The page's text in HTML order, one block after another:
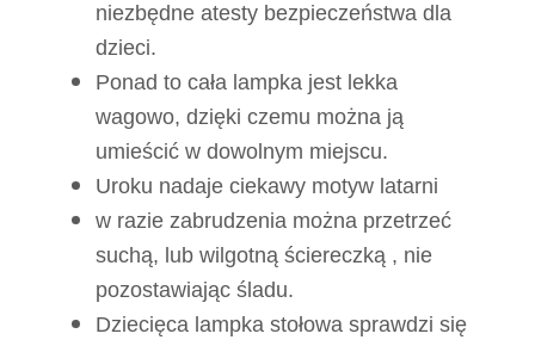
niezbędne atesty bezpieczeństwa dla
dzieci.
Ponad to cała lampka jest lekka
wagowo, dzięki czemu można ją
umieścić w dowolnym miejscu.
Uroku nadaje ciekawy motyw latarni
w razie zabrudzenia można przetrzeć
suchą, lub wilgotną ściereczką , nie
pozostawiając śladu.
Dziecięca lampka stołowa sprawdzi się